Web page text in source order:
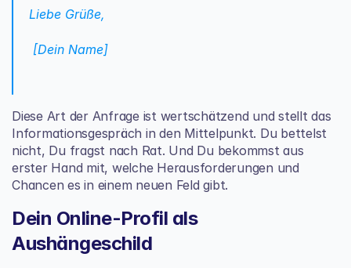
Liebe Grüße,
[Dein Name]
Diese Art der Anfrage ist wertschätzend und stellt das
Informationsgespräch in den Mittelpunkt. Du bettelst
nicht, Du fragst nach Rat. Und Du bekommst aus
erster Hand mit, welche Herausforderungen und
Chancen es in einem neuen Feld gibt.
Dein Online-Profil als
Aushängeschild